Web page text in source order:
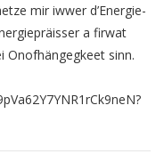
mir iwwer d’Energie-
a firwat
Onofhängegkeet sinn.